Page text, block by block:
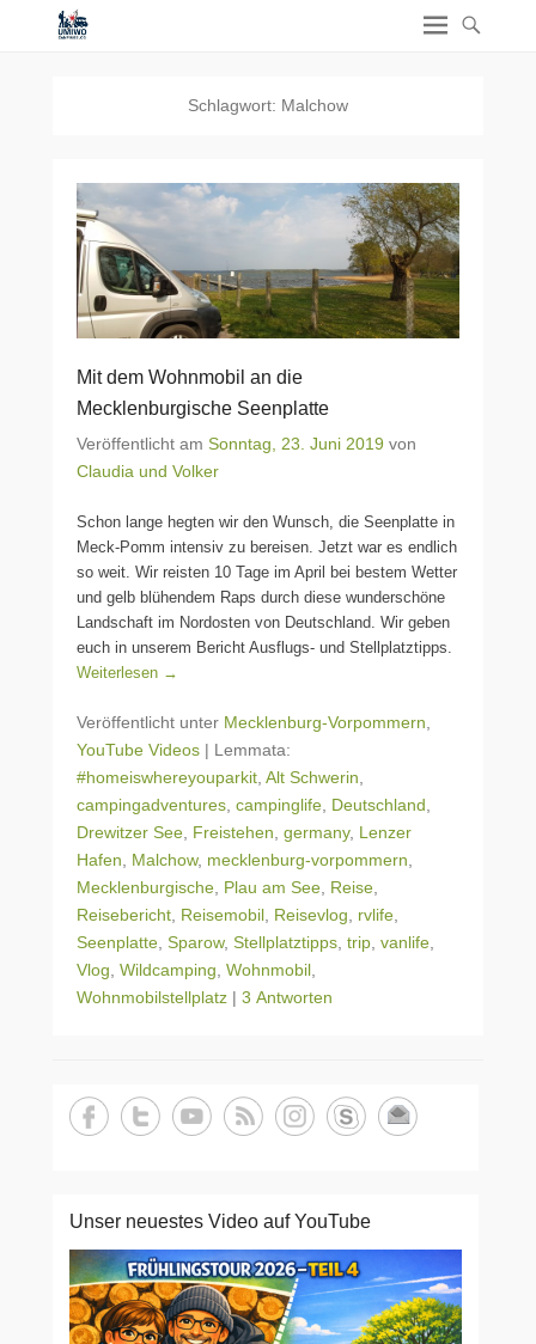
Schlagwort: Malchow
Mit dem Wohnmobil an die
Mecklenburgische Seenplatte
Veröffentlicht am Sonntag, 23. Juni 2019 von
Claudia und Volker
Schon lange hegten wir den Wunsch, die Seenplatte in
Meck-Pomm intensiv zu bereisen. Jetzt war es endlich
so weit. Wir reisten 10 Tage im April bei bestem Wetter
und gelb blühendem Raps durch diese wunderschöne
Landschaft im Nordosten von Deutschland. Wir geben
euch in unserem Bericht Ausflugs- und Stellplatztipps.
Weiterlesen →
Veröffentlicht unter Mecklenburg-Vorpommern
YouTube Videos | Lemmata:
#homeiswhereyouparkit Alt Schwerin
campingadventures campinglife Deutschland
Drewitzer See Freistehen germany, Lenzer
Hafen
Malchow, mecklenburg-vorpommern
Mecklenburgische Plau am See Reise
Reisebericht Reisemobil Reisevlog rvlife
Seenplatte Sparow, Stellplatztipps trip vanlife
Vlog Wildcamping Wohnmobil
Wohnmobilstellplatz | 3 Antworten
Unser neuestes Video auf YouTube